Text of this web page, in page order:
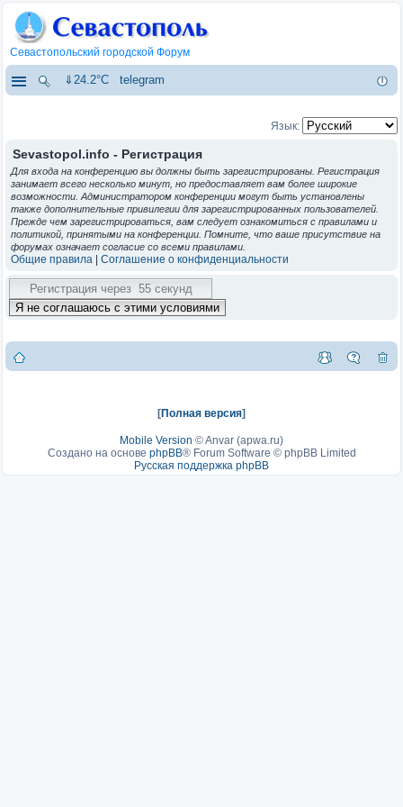
Севастопольский городской Форум
⇓24.2°C telegram
Язык:
Sevastopol.info - Регистрация
Для входа на конференцию вы должны быть зарегистрированы. Регистрация
занимает всего несколько минут, но предоставляет вам более широкие
возможности. Администратором конференции могут быть установлены
также дополнительные привилегии для зарегистрированных пользователей.
Прежде чем зарегистрироваться, вам следует ознакомиться с правилами и
политикой, принятыми на конференции. Помните, что ваше присутствие на
форумах означает согласие со всеми правилами.
Общие правила Соглашение о конфиденциальности
[Полная версия]
Mobile Version ©Anvar (apwa.ru)
Создано на основе phpBB® Forum Software © phpBB Limited
Русская поддержка phpBB